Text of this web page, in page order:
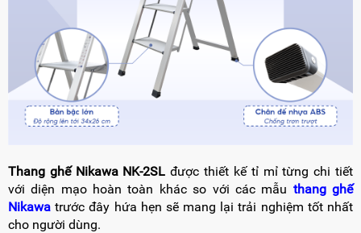
Thang ghế Nikawa NK-2SL được thiết kế tỉ mỉ từng chi tiết
với diện mạo hoàn toàn khác so với các mẫu thang ghế
Nikawa trước đây hứa hẹn sẽ mang lại trải nghiệm tốt nhất
cho người dùng.